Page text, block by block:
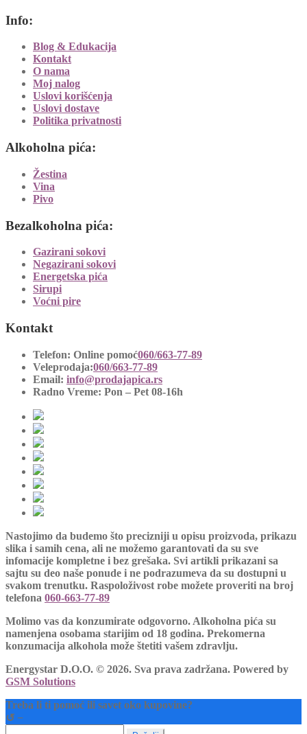
Info:
Blog & Edukacija
Kontakt
O nama
Moj nalog
Uslovi korišćenja
Uslovi dostave
Politika privatnosti
Alkoholna pića:
Žestina
Vina
Pivo
Bezalkoholna pića:
Gazirani sokovi
Negazirani sokovi
Energetska pića
Sirupi
Voćni pire
Kontakt
Telefon: Online pomoć060/663-77-89
Veleprodaja:060/663-77-89
Email: info@prodajapica.rs
Radno Vreme: Pon – Pet 08-16h
Nastojimo da budemo što precizniji u opisu proizvoda, prikazu
slika i samih cena, ali ne možemo garantovati da su sve
infomacije kompletne i bez grešaka. Svi artikli prikazani sa
sajtu su deo naše ponude i ne podrazumeva da su dostupni u
svakom trenutku. Raspoloživost robe možete proveriti na broj
telefona 060-663-77-89
Molimo vas da konzumirate odgovorno. Alkoholna pića su
namenjena osobama starijim od 18 godina. Prekomerna
konzumacija alkohola može štetiti vašem zdravlju.
Energystar D.O.O. © 2026. Sva prava zadržana. Powered by
GSM Solutions
Treba li ti pomoć ili savet oko kupovine?
↺ −